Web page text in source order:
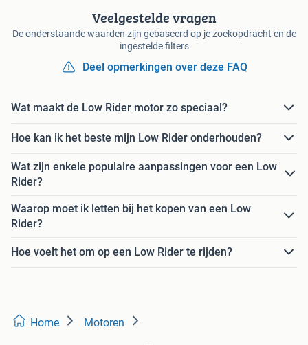
Veelgestelde vragen
De onderstaande waarden zijn gebaseerd op je zoekopdracht en de
ingestelde filters
Deel opmerkingen over deze FAQ
Wat maakt de Low Rider motor zo speciaal?
Hoe kan ik het beste mijn Low Rider onderhouden?
Wat zijn enkele populaire aanpassingen voor een Low
Rider?
Waarop moet ik letten bij het kopen van een Low
Rider?
Hoe voelt het om op een Low Rider te rijden?
Home Motoren